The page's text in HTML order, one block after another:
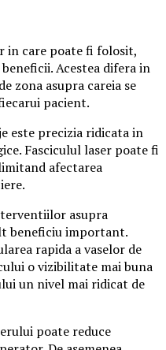
in care poate fi folosit,
Acestea difera in
zona asupra careia se
pacient.
este precizia ridicata in
Fasciculul laser poate fi
afectarea
asupra
beneficiu important.
rapida a vaselor de
o vizibilitate mai buna
un nivel mai ridicat de
poate reduce